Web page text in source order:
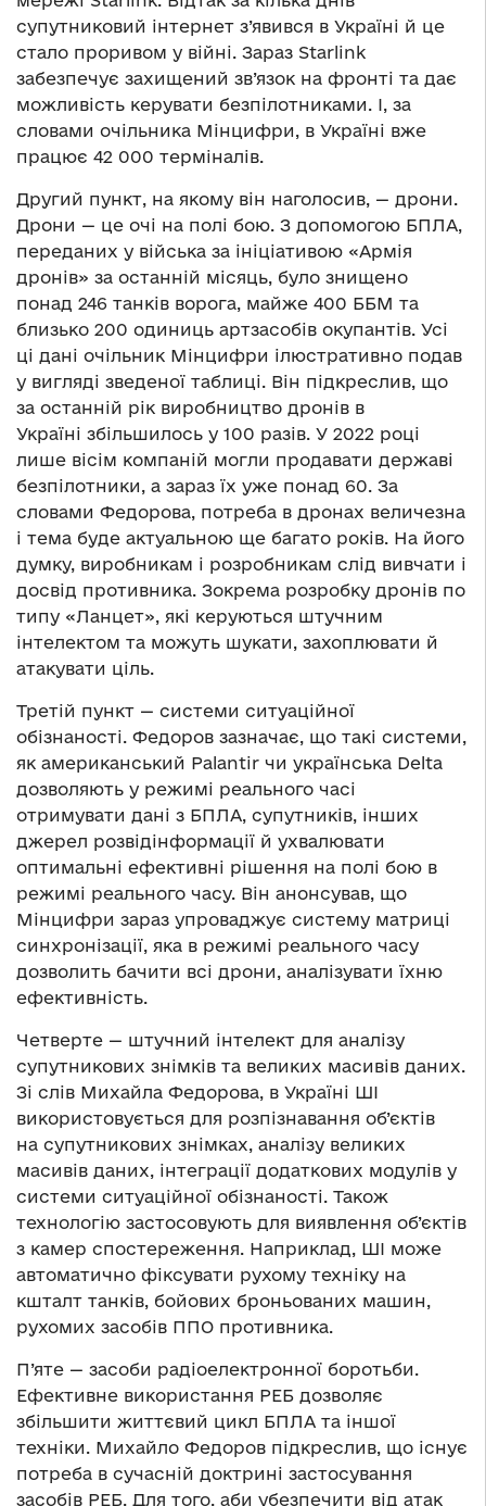
супутниковий інтернет з’явився в Україні й це
стало проривом у війні. Зараз Starlink
забезпечує захищений зв’язок на фронті та дає
можливість керувати безпілотниками. І, за
словами очільника Мінцифри, в Україні вже
працює 42 000 терміналів.
Другий пункт, на якому він наголосив, — дрони.
Дрони — це очі на полі бою. З допомогою БПЛА,
переданих у війська за ініціативою «Армія
дронів» за останній місяць, було знищено
понад 246 танків ворога, майже 400 ББМ та
близько 200 одиниць артзасобів окупантів. Усі
ці дані очільник Мінцифри ілюстративно подав
у вигляді зведеної таблиці. Він підкреслив, що
за останній рік виробництво дронів в
Україні збільшилось у 100 разів. У 2022 році
лише вісім компаній могли продавати державі
безпілотники, а зараз їх уже понад 60. За
словами Федорова, потреба в дронах величезна
і тема буде актуальною ще багато років. На його
думку, виробникам і розробникам слід вивчати і
досвід противника. Зокрема розробку дронів по
типу «Ланцет», які керуються штучним
інтелектом та можуть шукати, захоплювати й
атакувати ціль.
Третій пункт — системи ситуаційної
обізнаності. Федоров зазначає, що такі системи,
як американський Palantir чи українська Delta
дозволяють у режимі реального часі
отримувати дані з БПЛА, супутників, інших
джерел розвідінформації й ухвалювати
оптимальні ефективні рішення на полі бою в
режимі реального часу. Він анонсував, що
Мінцифри зараз упроваджує систему матриці
синхронізації, яка в режимі реального часу
дозволить бачити всі дрони, аналізувати їхню
ефективність.
Четверте — штучний інтелект для аналізу
супутникових знімків та великих масивів даних.
Зі слів Михайла Федорова, в Україні ШІ
використовується для розпізнавання об’єктів
на супутникових знімках, аналізу великих
масивів даних, інтеграції додаткових модулів у
системи ситуаційної обізнаності. Також
технологію застосовують для виявлення об’єктів
з камер спостереження. Наприклад, ШІ може
автоматично фіксувати рухому техніку на
кшталт танків, бойових броньованих машин,
рухомих засобів ППО противника.
П’яте — засоби радіоелектронної боротьби.
Ефективне використання РЕБ дозволяє
збільшити життєвий цикл БПЛА та іншої
техніки. Михайло Федоров підкреслив, що існує
потреба в сучасній доктрині застосування
засобів РЕБ. Для того, аби убезпечити від атак